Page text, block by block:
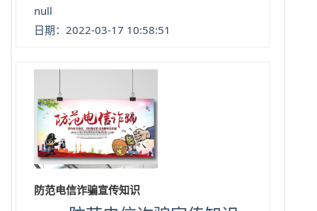
null
日期：2022-03-17 10:58:51
防范电信诈骗宣传知识